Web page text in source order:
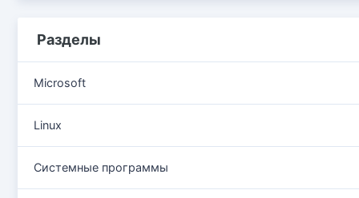
Разделы
Microsoft
Linux
Системные программы